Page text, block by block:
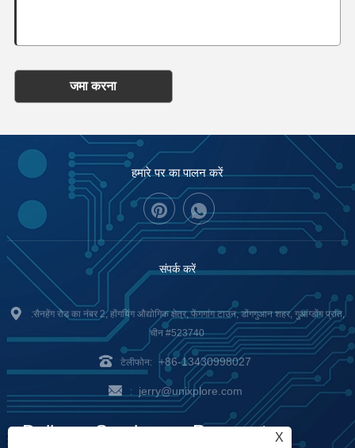
जमा करना
हमारे पर का पालन करें
संपर्क करें
:सैनहेंग रोड का नंबर 2, होंगयिंग औद्योगिक क्षेत्र, फेंगगांग टाउन, डोंगगुआन शहर, गुआंग्डोंग प्रांत,
चीन #523740
टेलीफोन: +86-13430998027
: jerry@unixplore.com
Delivery Service Payment X